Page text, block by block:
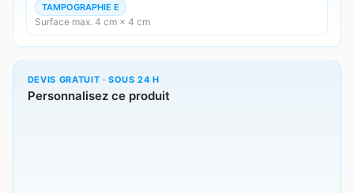
TAMPOGRAPHIE E
Surface max. 4 cm × 4 cm
DEVIS GRATUIT · SOUS 24 H
Personnalisez ce produit